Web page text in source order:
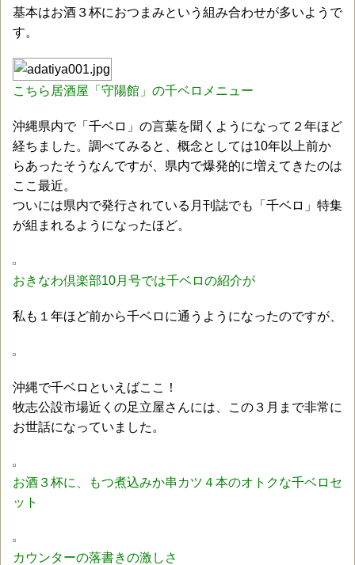
基本はお酒３杯におつまみという組み合わせが多いようで
す。
こちら居酒屋「守陽館」の千ベロメニュー
沖縄県内で「千ベロ」の言葉を聞くようになって２年ほど
経ちました。調べてみると、概念としては10年以上前か
らあったそうなんですが、県内で爆発的に増えてきたのは
ここ最近。
ついには県内で発行されている月刊誌でも「千ベロ」特集
が組まれるようになったほど。
おきなわ倶楽部10月号では千ベロの紹介が
私も１年ほど前から千ベロに通うようになったのですが、
沖縄で千ベロといえばここ！
牧志公設市場近くの足立屋さんには、この３月まで非常に
お世話になっていました。
お酒３杯に、もつ煮込みか串カツ４本のオトクな千ベロセ
ット
カウンターの落書きの激しさ